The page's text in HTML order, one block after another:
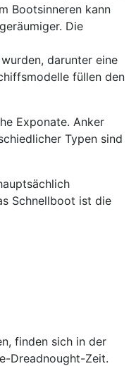
Bootsinneren kann
Die
darunter eine
füllen den
Exponate. Anker
Typen sind
Schnellboot ist die
finden sich in der
Dreadnought-Zeit.